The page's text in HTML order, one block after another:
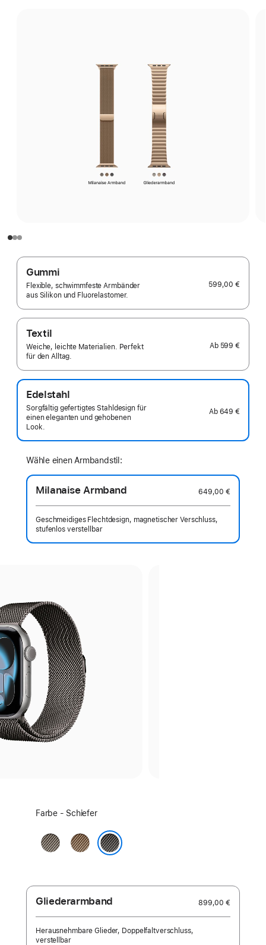
Gummi
Flexible, schwimmfeste Armbänder
aus Silikon und Fluorelastomer.
599,00 €
Textil
Weiche, leichte Materialien. Perfekt
für den Alltag.
Ab 599 €
Edelstahl
Sorgfältig gefertigtes Stahldesign für
einen eleganten und gehobenen
Look.
Ab 649 €
Wähle einen Armbandstil:
Milanaise Armband 649,00 €
Geschmeidiges Flechtdesign, magnetischer Verschluss,
stufenlos verstellbar
Farbe
Farbe - Schiefer
Natur Gold
Gliederarmband 899,00 €
Herausnehmbare Glieder, Doppelfaltverschluss,
verstellbar